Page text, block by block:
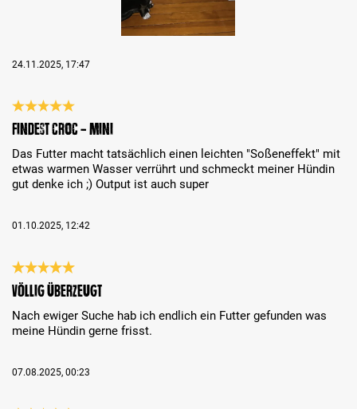
24.11.2025, 17:47
Review with rating of 5 out of 5 stars
Findest Croc - Mini
Das Futter macht tatsächlich einen leichten "Soßeneffekt" mit
etwas warmen Wasser verrührt und schmeckt meiner Hündin
gut denke ich ;) Output ist auch super
01.10.2025, 12:42
Review with rating of 5 out of 5 stars
Völlig überzeugt
Nach ewiger Suche hab ich endlich ein Futter gefunden was
meine Hündin gerne frisst.
07.08.2025, 00:23